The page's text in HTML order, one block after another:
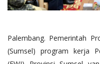
Palembang. Pemerintah
(Sumsel) program kerja